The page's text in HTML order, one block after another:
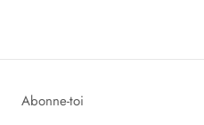
Abonne-toi